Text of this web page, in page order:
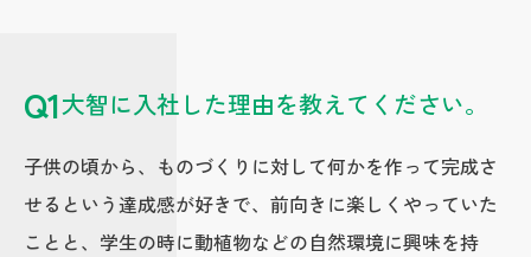
Q1大智に入社した理由を教えてください。
子供の頃から、ものづくりに対して何かを作って完成さ
せるという達成感が好きで、前向きに楽しくやっていた
ことと、学生の時に動植物などの自然環境に興味を持